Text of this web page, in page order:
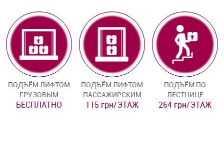
ПОДЪЁМ ЛИФТОМ
ГРУЗОВЫМ
БЕСПЛАТНО
ПОДЪЁМ ЛИФТОМ
ПАССАЖИРСКИМ
115 грн/ЭТАЖ
ПОДЪЁМ ПО
ЛЕСТНИЦЕ
264 грн/ЭТАЖ